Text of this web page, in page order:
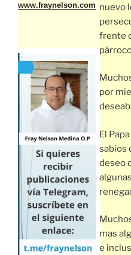
www.fraynelson.com nuevo
frente
por
El
sabios
deseo
mas
e